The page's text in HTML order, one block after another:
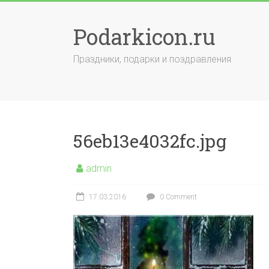
Podarkicon.ru
Праздники, подарки и поздравления
56eb13e4032fc.jpg
admin
17.03.2016 0 Comment